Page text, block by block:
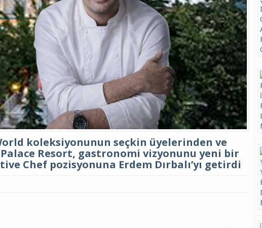
koleksiyonunun seçkin üyelerinden ve
Resort, gastronomi vizyonunu yeni bir
Chef pozisyonuna Erdem Dırbalı’yı getirdi